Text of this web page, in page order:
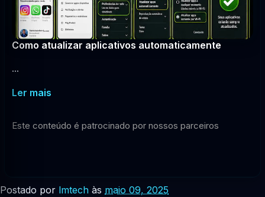
Como atualizar aplicativos automaticamente
...
Ler mais
Este conteúdo é patrocinado por nossos parceiros
Postado por lmtech às maio 09, 2025